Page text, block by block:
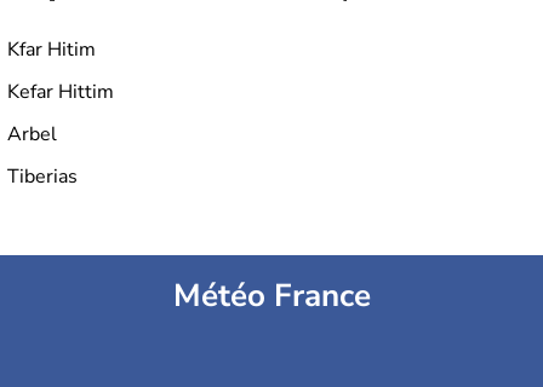
Kfar Hitim
Kefar Hittim
Arbel
Tiberias
Météo France